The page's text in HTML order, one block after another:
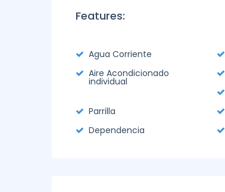
Features:
Agua Corriente
Aire Acondicionado
individual
Parrilla
Dependencia